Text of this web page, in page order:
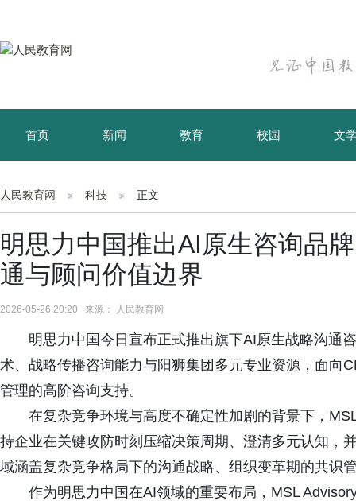
首页 新闻 教育 校园 文
育儿 资讯
人民教育网 科技 正文
明思力中国推出AI原生咨询品
通与顾问价值边界
2026-05-26 20:20 来源： 人民教育网
明思力中国今日宣布正式推出旗下AI原生战略沟通
术、战略传播咨询能力与阳狮集团多元专业资源，面向
管理的高阶咨询支持。
在复杂竞争环境与高度不确定性加剧的背景下，
持企业在关键攻防时刻压缩决策周期、澄清多元认知，
域涵盖复杂竞争格局下的沟通战略、组织变革期的共识
作为明思力中国在AI领域的重要布局，MSL